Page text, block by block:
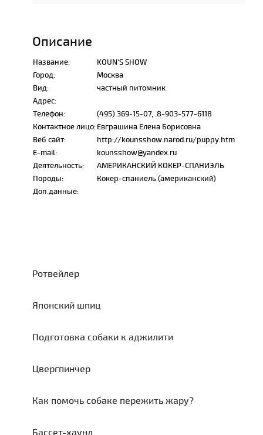
Описание
Название:
KOUN'S SHOW
Город:
Москва
Вид:
частный питомник
Адрес:
Телефон:
(495) 369-15-07, .8-903-577-6118
Контактное лицо:Евграшина Елена Борисовна
Веб сайт:
http://kounsshow.narod.ru/puppy.htm
E-mail:
kounsshow@yandex.ru
Деятельность:
АМЕРИКАНСКИЙ КОКЕР-СПАНИЭЛЬ
Породы:
Кокер-спаниель (американский)
Доп.данные:
Ротвейлер
Японский шпиц
Подготовка собаки к аджилити
Цвергпинчер
Как помочь собаке пережить жару?
Бассет-хаунд